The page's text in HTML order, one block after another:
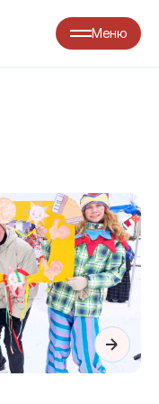
Меню